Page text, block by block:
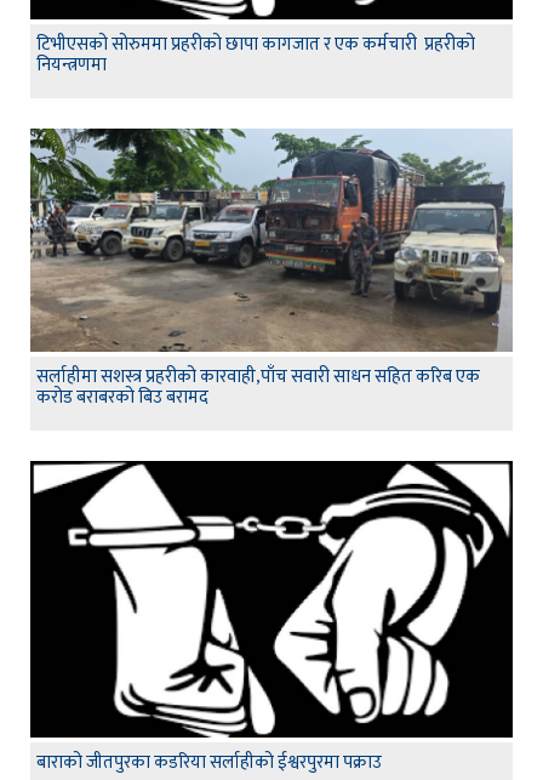
टिभीएसको सोरुममा प्रहरीको छापा कागजात र एक कर्मचारी प्रहरीको
नियन्त्रणमा
सर्लाहीमा सशस्त्र प्रहरीको कारवाही,पाँच सवारी साधन सहित करिब एक
करोड बराबरको बिउ बरामद
बाराको जीतपुरका कडरिया सर्लाहीको ईश्वरपुरमा पक्राउ